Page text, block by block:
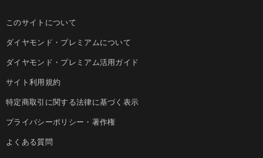
このサイトについて
ダイヤモンド・プレミアムについて
ダイヤモンド・プレミアム活用ガイド
サイト利用規約
特定商取引に関する法律に基づく表示
プライバシーポリシー・著作権
よくある質問